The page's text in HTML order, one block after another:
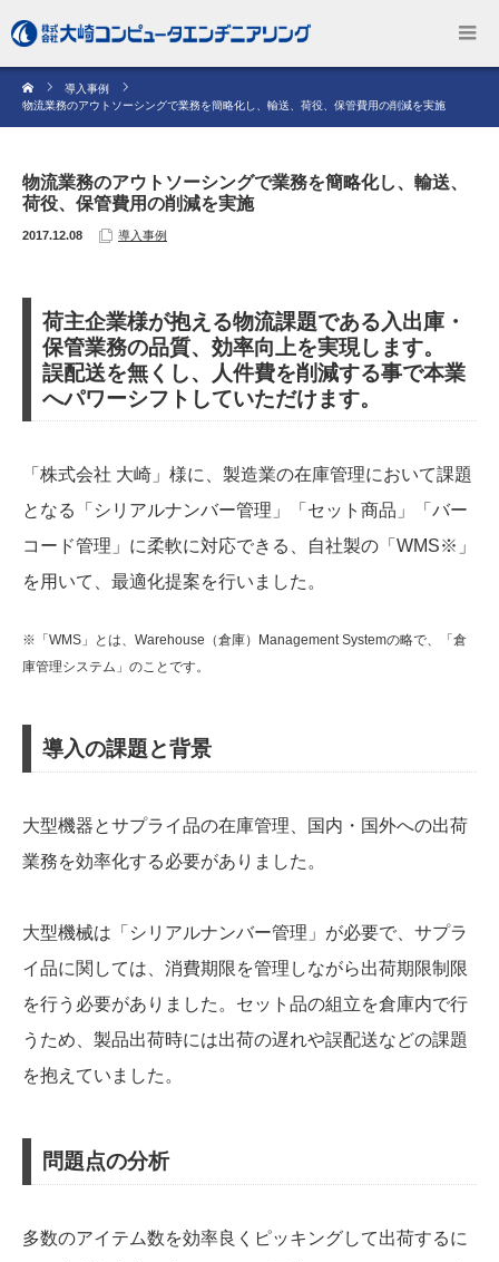
導入事例
物流業務のアウトソーシングで業務を簡略化し、輸送、荷役、保管費用の削減を実施
物流業務のアウトソーシングで業務を簡略化し、輸送、
荷役、保管費用の削減を実施
2017.12.08 導入事例
荷主企業様が抱える物流課題である入出庫・
保管業務の品質、効率向上を実現します。
誤配送を無くし、人件費を削減する事で本業
へパワーシフトしていただけます。
「株式会社 大崎」様に、製造業の在庫管理において課題
となる「シリアルナンバー管理」「セット商品」「バー
コード管理」に柔軟に対応できる、自社製の「WMS※」
を用いて、最適化提案を行いました。
※「WMS」とは、Warehouse（倉庫）Management Systemの略で、「倉
庫管理システム」のことです。
導入の課題と背景
大型機器とサプライ品の在庫管理、国内・国外への出荷
業務を効率化する必要がありました。
大型機械は「シリアルナンバー管理」が必要で、サプラ
イ品に関しては、消費期限を管理しながら出荷期限制限
を行う必要がありました。セット品の組立を倉庫内で行
うため、製品出荷時には出荷の遅れや誤配送などの課題
を抱えていました。
問題点の分析
多数のアイテム数を効率良くピッキングして出荷するに